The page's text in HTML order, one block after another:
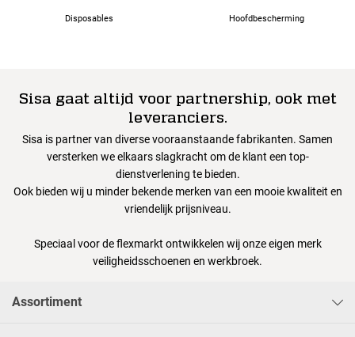
Disposables Hoofdbescherming
Sisa gaat altijd voor partnership, ook met
leveranciers.
Sisa is partner van diverse vooraanstaande fabrikanten. Samen
versterken we elkaars slagkracht om de klant een top-
dienstverlening te bieden.
Ook bieden wij u minder bekende merken van een mooie kwaliteit en
vriendelijk prijsniveau.
Speciaal voor de flexmarkt ontwikkelen wij onze eigen merk
veiligheidsschoenen en werkbroek.
Assortiment